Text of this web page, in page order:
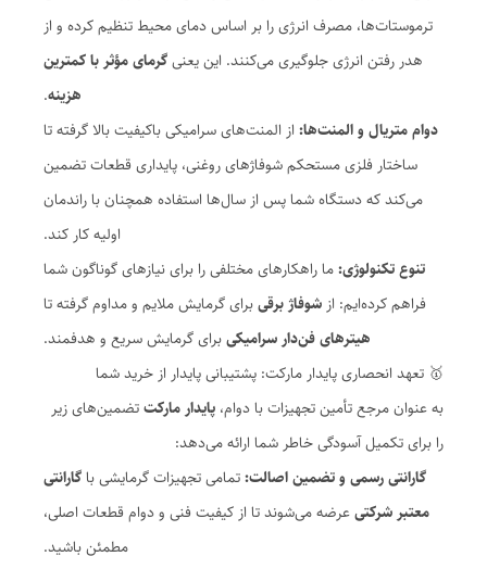
ترموستات‌ها، مصرف انرژی را بر اساس دمای محیط تنظیم کرده و از
هدر رفتن انرژی جلوگیری می‌کنند. این یعنیگرمای مؤثر با کمترین
هزینه.
دوام متریال و المنت‌ها: از المنت‌های سرامیکی باکیفیت بالا گرفته تا
ساختار فلزی مستحکم شوفاژهای روغنی، پایداری قطعات تضمین
می‌کند که دستگاه شما پس از سال‌ها استفاده همچنان با راندمان
اولیه کار کند.
تنوع تکنولوژی:ما راهکارهای مختلفی را برای نیازهای گوناگون شما
فراهم کرده‌ایم: از شوفاژ برقیبرای گرمایش ملایم و مداوم گرفته تا
هیترهای فن‌دار سرامیکیبرای گرمایش سریع و هدفمند.
🥇 تعهد انحصاری پایدار مارکت: پشتیبانی پایدار از خرید شما
به عنوان مرجع تأمین تجهیزات با دوام، پایدار مارکتتضمین‌های زیر
را برای تکمیل آسودگی خاطر شما ارائه می‌دهد:
گارانتی رسمی و تضمین اصالت:تمامی تجهیزات گرمایشی باگارانتی
معتبر شرکتیعرضه می‌شوند تا از کیفیت فنی و دوام قطعات اصلی،
مطمئن باشید.